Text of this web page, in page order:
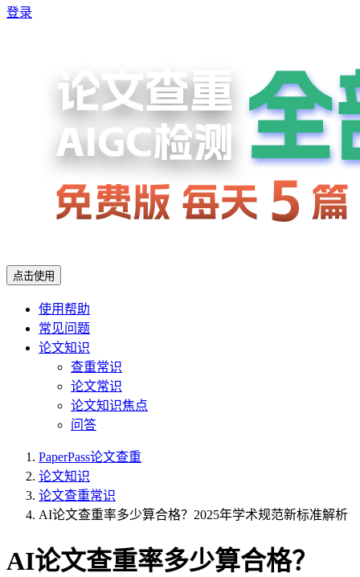
登录
点击使用
使用帮助
常见问题
论文知识
查重常识
论文常识
论文知识焦点
问答
PaperPass论文查重
论文知识
论文查重常识
AI论文查重率多少算合格？2025年学术规范新标准解析
AI论文查重率多少算合格？